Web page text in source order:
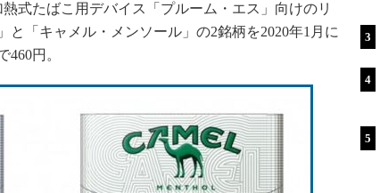
式たばこ用デバイス「プルーム・エス」向けのリ
「キャメル・メンソール」の2銘柄を2020年1月に
円。